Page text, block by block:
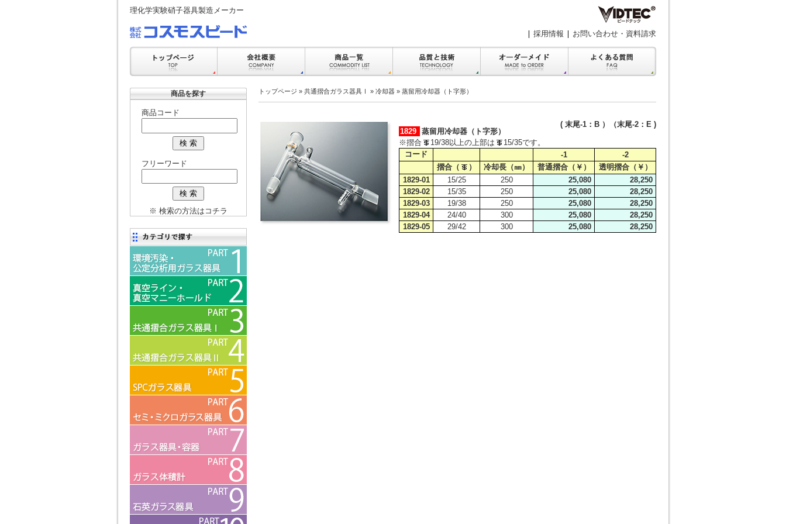
理化学実験硝子器具製造メーカー
お問い合わせ・資料請求
採用情報
商品を探す
商品コード
フリーワード
※ 検索の方法はコチラ
トップページ » 共通摺合ガラス器具Ⅰ » 冷却器 » 蒸留用冷却器（ト字形）
( 末尾-1：B ）（末尾-2：E )
1829 蒸留用冷却器（ト字形）
※摺合
19/38以上の上部は
15/35です。
コード
-1
-2
摺合（
） 冷却長（㎜） 普通摺合（￥）
透明摺合（￥）
1829-01
15/25 250 25,080
28,250
1829-02
15/35 250 25,080
28,250
1829-03
19/38 250 25,080
28,250
1829-04
24/40 300 25,080
28,250
1829-05
29/42 300 25,080 28,250